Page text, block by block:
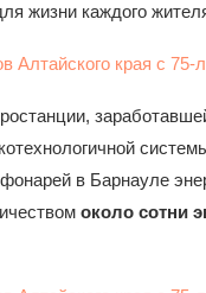
жизни каждого
в Барнауле
около сотни